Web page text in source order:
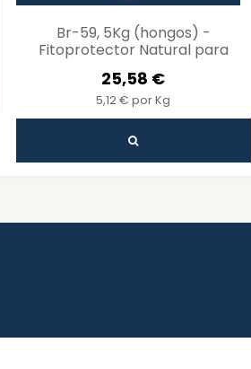
Br-59, 5Kg (hongos) -
Fitoprotector Natural para
Plantas
25,58 €
5,12 € por Kg